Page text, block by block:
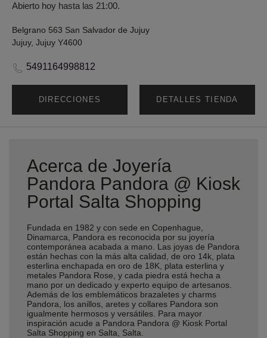
Abierto hoy hasta las 21:00.
Belgrano 563 San Salvador de Jujuy
Jujuy, Jujuy Y4600
5491164998812
DIRECCIONES DETALLES TIENDA
Acerca de Joyería
Pandora Pandora @ Kiosk
Portal Salta Shopping
Fundada en 1982 y con sede en Copenhague,
Dinamarca, Pandora es reconocida por su joyería
contemporánea acabada a mano. Las joyas de Pandora
están hechas con la más alta calidad, de oro 14k, plata
esterlina enchapada en oro de 18K, plata esterlina y
metales Pandora Rose, y cada piedra está hecha a
mano por un dedicado y experto equipo de artesanos.
Además de los emblemáticos brazaletes y charms
Pandora, los anillos, aretes y collares Pandora son
igualmente hermosos y versátiles. Para mayor
inspiración acude a Pandora Pandora @ Kiosk Portal
Salta Shopping en Salta, Salta.